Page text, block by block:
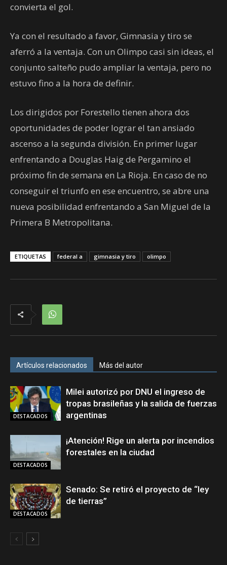
convierta el gol.
Ya con el resultado a favor, Gimnasia y tiro se
aferró a la ventaja. Con un Olimpo casi sin ideas, el
conjunto salteño pudo ampliar la ventaja, pero no
estuvo fino a la hora de definir.
Los dirigidos por Forestello tienen ahora dos
oportunidades de poder lograr el tan ansiado
ascenso a la segunda división. En primer lugar
enfrentando a Douglas Haig de Pergamino el
próximo fin de semana en La Rioja. En caso de no
conseguir el triunfo en ese encuentro, se abre una
nueva posibilidad enfrentando a San Miguel de la
Primera B Metropolitana.
ETIQUETAS federal a gimnasia y tiro olimpo
Artículos relacionados Más del autor
DESTACADOS
Milei autorizó por DNU el ingreso de
tropas brasileñas y la salida de fuerzas
argentinas
DESTACADOS
¡Atención! Rige un alerta por incendios
forestales en la ciudad
DESTACADOS
Senado: Se retiró el proyecto de “ley
de tierras”